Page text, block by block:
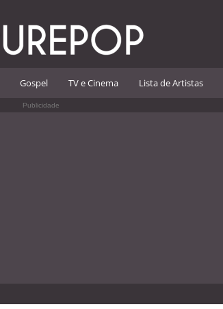
Gospel TV e Cinema Lista de Artistas
Publicidade